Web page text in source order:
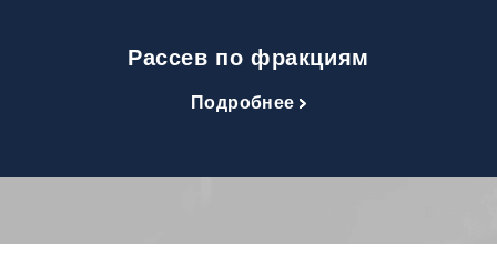
Рассев по фракциям
Подробнее